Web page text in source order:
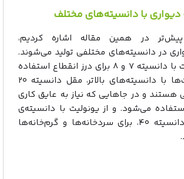
دیواری با دانسیته‌های مختلف
در همین مقاله اشاره کردیم،
در دانسیته‌های مختلفی تولید می‌شوند.
معمولا از یونولیت با دانسیته ۷ و ۸ برای درز انقطاع استفاده
می‌کنند. یونولیت‌ها با دانسیته‌های بالاتر، مقل دانسیته ۲۰
هستند و در جاهایی که نیاز به عایق کاری
می‌شود. و از یونولیت با دانسیته‌ی
بسیار بالا، مثل دانسیته ۴۰، برای سردخانه‌ها و گرم‌خانه‌ها